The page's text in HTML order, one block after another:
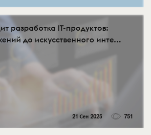
разработка IT-продуктов:
до искусственного инте...
21 Сен 2025 751